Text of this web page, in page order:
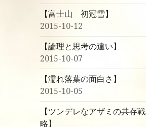
【富士山 初冠雪】
2015-10-12
【論理と思考の違い】
2015-10-07
【濡れ落葉の面白さ】
2015-10-05
【ツンデレなアザミの共存戦
略】